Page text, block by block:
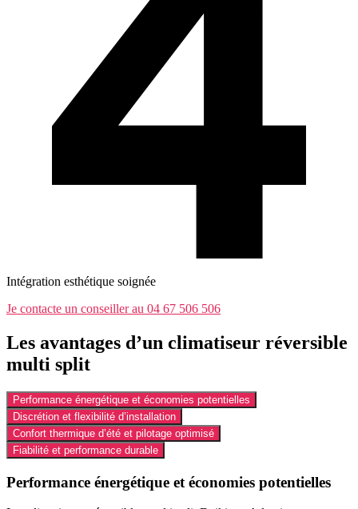
Intégration esthétique soignée
Je contacte un conseiller au 04 67 506 506
Les avantages d’un climatiseur réversible
multi split
Performance énergétique et économies potentielles
Discrétion et flexibilité d’installation
Confort thermique d’été et pilotage optimisé
Fiabilité et performance durable
Performance énergétique et économies potentielles